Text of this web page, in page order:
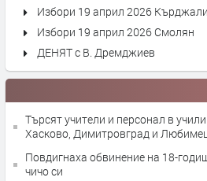
Избори 19 април 2026 Кърджали
Избори 19 април 2026 Смолян
ДЕНЯТ с В. Дремджиев
Търсят учители и персонал в
Хасково, Димитровград и
Повдигнаха обвинение на 18-
чичо си